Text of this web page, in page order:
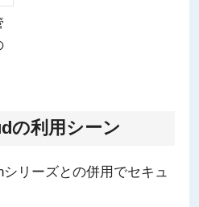
の利用シーン
リーズとの併用でセキュ